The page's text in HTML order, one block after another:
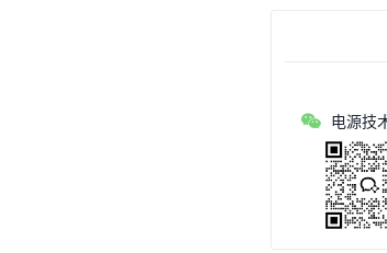
电源技